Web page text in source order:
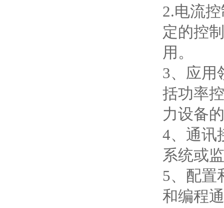
2.电流
定的控
用。
3、应用
括功率
力设备
4、通讯
系统或
5、配置
和编程